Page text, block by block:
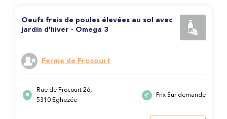
Oeufs frais de poules élevées au sol avec
jardin d'hiver - Omega 3
Ferme de Frocourt
Rue de Frocourt 26,
5310 Eghezée
Prix Sur demande